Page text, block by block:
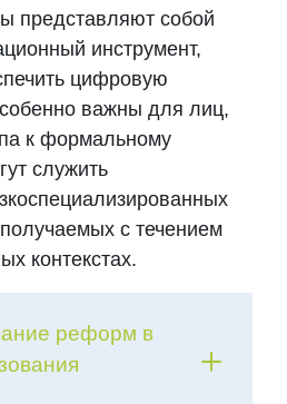
представляют собой
инструмент,
цифровую
важны для лиц,
к формальному
служить
с течением
контекстах.
реформ в